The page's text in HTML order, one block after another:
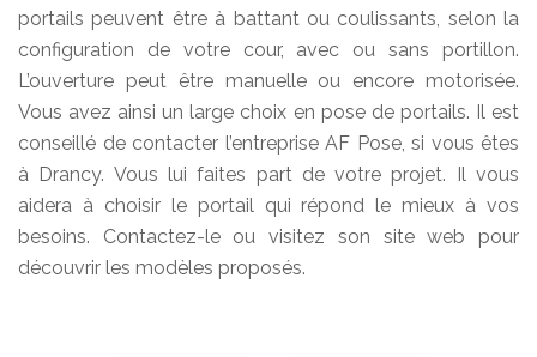
portails peuvent être à battant ou coulissants, selon la
configuration de votre cour, avec ou sans portillon.
L’ouverture peut être manuelle ou encore motorisée.
Vous avez ainsi un large choix en pose de portails. Il est
conseillé de contacter l’entreprise AF Pose, si vous êtes
à Drancy. Vous lui faites part de votre projet. Il vous
aidera à choisir le portail qui répond le mieux à vos
besoins. Contactez-le ou visitez son site web pour
découvrir les modèles proposés.